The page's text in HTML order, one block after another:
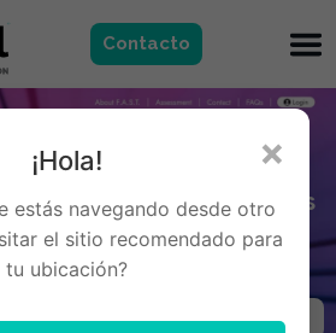
Contacto
desarrollando sitios
de impacto
Unidos
×
¡Hola!
estás navegando desde otro
el sitio recomendado para
tu ubicación?